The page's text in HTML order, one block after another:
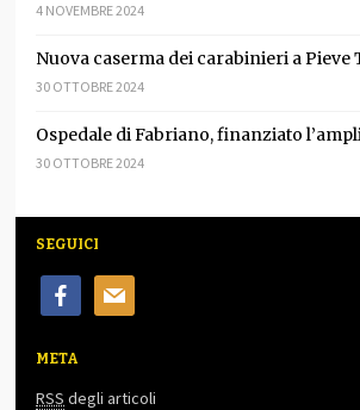
4 NOVEMBRE 2024
Nuova caserma dei carabinieri a Pieve
30 OTTOBRE 2024
Ospedale di Fabriano, finanziato
30 OTTOBRE 2024
SEGUICI
facebookmail
META
RSS degli articoli